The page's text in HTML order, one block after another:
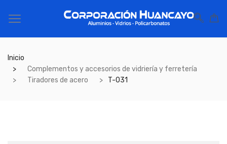
Inicio
Complementos y accesorios de vidriería y ferretería
Tiradores de acero
T-031